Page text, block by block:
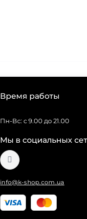
Время работы
Пн-Вс: с 9.00 до 21.00
Мы в социальных
info@k-shop.com.ua